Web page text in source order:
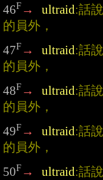
46F → ultraid:話
的員外，
47F → ultraid:話
的員外，
48F → ultraid:話
的員外，
49F → ultraid:話
的員外，
50F → ultraid:話